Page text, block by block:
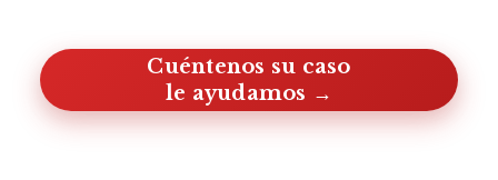
Cuéntenos su caso, le ayudamos